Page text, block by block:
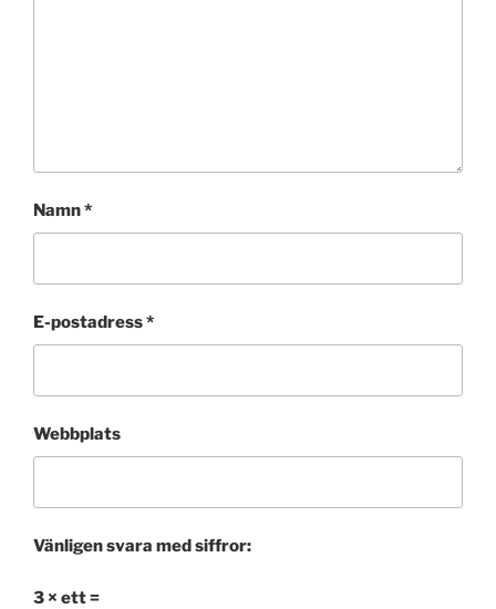
Namn*
E-postadress*
Webbplats
Vänligen svara med siffror:
3 × ett =